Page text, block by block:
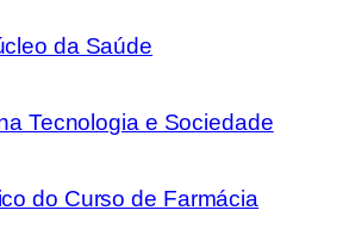
da Saúde
Tecnologia e Sociedade
do Curso de Farmácia